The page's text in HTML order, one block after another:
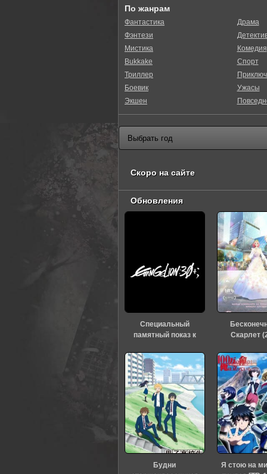
По жанрам
Фантастика
Фэнтези
Мистика
Bukkake
Триллер
Боевик
Экшен
Драма
Комедия
Спорт
Ужасы
Скоро на сайте
Обновления
Специальный
памятный показ к
«Евангелиона» (2026)
Скарлет
Будни
Я стою на